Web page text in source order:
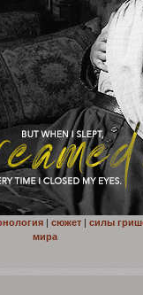
| сюжет | силы
мира